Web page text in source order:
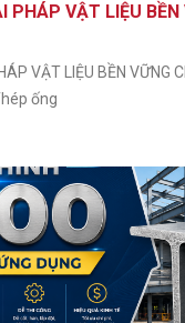
PHÁP VẬT LIỆU BỀN
VẬT LIỆU BỀN VỮNG
ống